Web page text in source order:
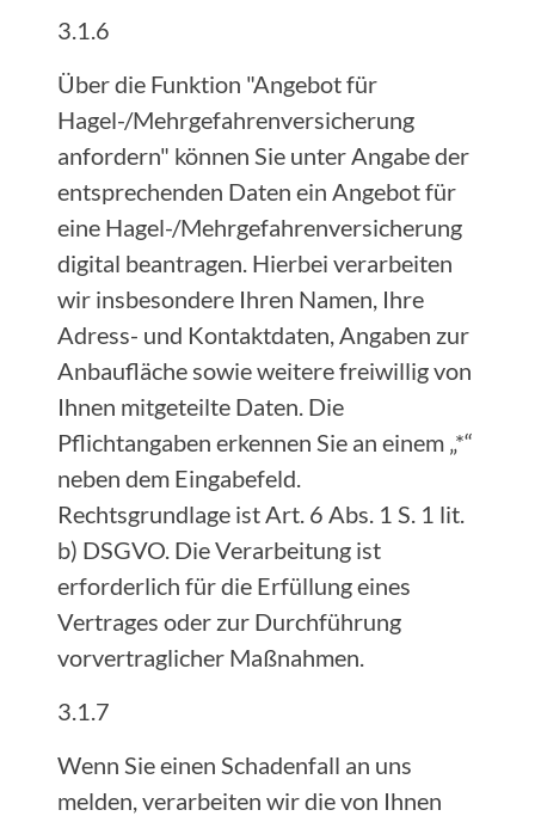
3.1.6
Über die Funktion "Angebot für
Hagel-/Mehrgefahrenversicherung
anfordern" können Sie unter Angabe der
entsprechenden Daten ein Angebot für
eine Hagel-/Mehrgefahrenversicherung
digital beantragen. Hierbei verarbeiten
wir insbesondere Ihren Namen, Ihre
Adress- und Kontaktdaten, Angaben zur
Anbaufläche sowie weitere freiwillig von
Ihnen mitgeteilte Daten. Die
Pflichtangaben erkennen Sie an einem „*“
neben dem Eingabefeld.
Rechtsgrundlage ist Art. 6 Abs. 1 S. 1 lit.
b) DSGVO. Die Verarbeitung ist
erforderlich für die Erfüllung eines
Vertrages oder zur Durchführung
vorvertraglicher Maßnahmen.
3.1.7
Wenn Sie einen Schadenfall an uns
melden, verarbeiten wir die von Ihnen